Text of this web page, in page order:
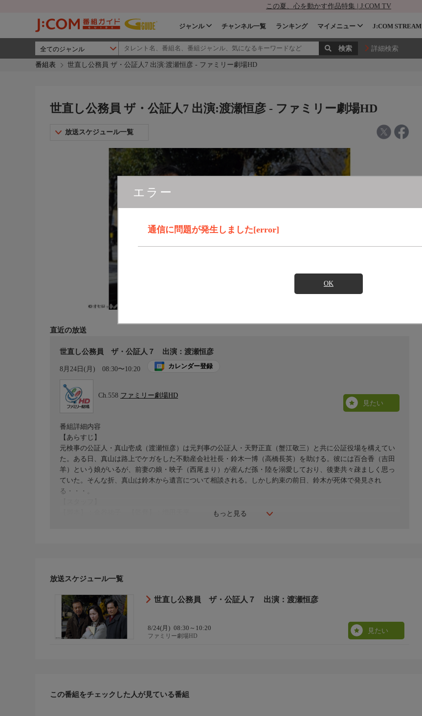
この夏、心を動かす作品特集 | J:COM TV
ジャンル チャンネル一覧 ランキング マイメニュー J:COM STREAM
詳細検索
番組表 世直し公務員 ザ・公証人7 出演:渡瀬恒彦 - ファミリー劇場HD
エラー
通信に問題が発生しました[error]
OK
世直し公務員 ザ・公証人7 出演:渡瀬恒彦 - ファミリー劇場HD
放送スケジュール一覧
直近の放送
世直し公務員 ザ・公証人７ 出演：渡瀬恒彦
8月24日(月) 08:30〜10:20 カレンダー登録
Ch.558 ファミリー劇場HD
見たい
もっと見る
番組詳細内容
【あらすじ】
元検事の公証人・真山壱成（渡瀬恒彦）は元判事の公証人・天野正直（蟹江敬三）と共に公証役場を構えてい
た。ある日、真山は路上でケガをした不動産会社社長・鈴木一博（高橋長英）を助ける。彼には百合香（吉田
羊）という娘がいるが、前妻の娘・映子（西尾まり）が産んだ孫・陸を溺愛しており、後妻共々疎ましく思っ
ていた。そんな折、真山は鈴木から遺言について相談される。しかし約束の前日、鈴木が死体で発見され
る・・・。
【放送・製作】
【話数】
【視聴制限】
-
放送スケジュール一覧
世直し公務員 ザ・公証人７ 出演：渡瀬恒彦
8/24(月) 08:30～10:20
ファミリー劇場HD
見たい
この番組をチェックした人が見ている番組